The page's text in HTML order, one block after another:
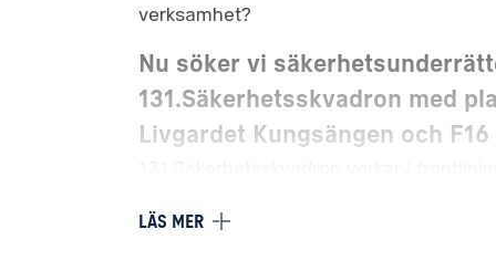
verksamhet?
Nu söker vi
131.Säkerhetsskvadron med
Livgardet Kungsängen och F16
fokuserade kring Försvarsmaktens
LÄS MER